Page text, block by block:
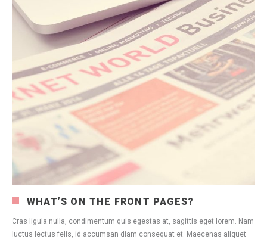
WHAT’S ON THE FRONT PAGES?
Cras ligula nulla, condimentum quis egestas at, sagittis eget lorem. Nam
luctus lectus felis, id accumsan diam consequat et. Maecenas aliquet